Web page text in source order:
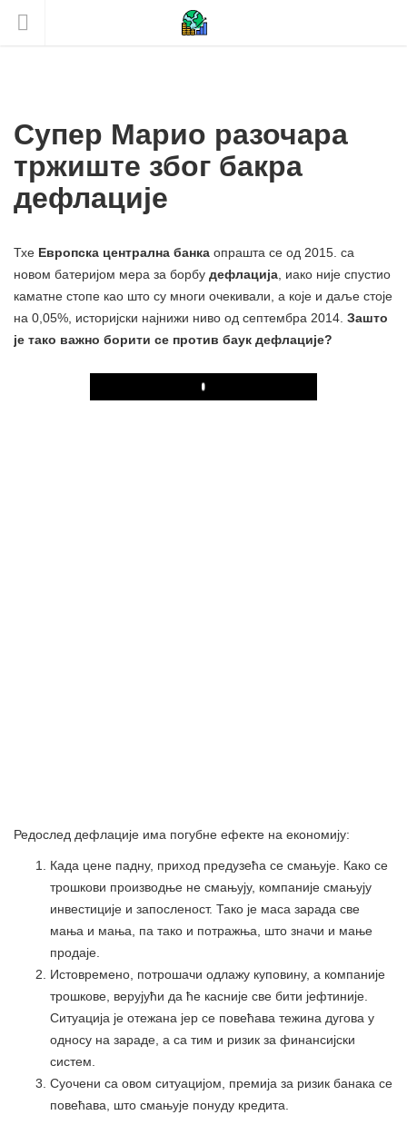
Супер Марио разочара
тржиште због бакра
дефлације
Тхе Европска централна банка опрашта се од 2015. са
новом батеријом мера за борбу дефлација , иако није спустио
каматне стопе као што су многи очекивали, а које и даље стоје
на 0,05%, историјски најнижи ниво од септембра 2014. Зашто
је тако важно борити се против баук дефлације?
Play
Редослед дефлације има погубне ефекте на економију:
Када цене падну, приход предузећа се смањује. Како се
трошкови производње не смањују, компаније смањују
инвестиције и запосленост. Тако је маса зарада све
мања и мања, па тако и потражња, што значи и мање
продаје.
Истовремено, потрошачи одлажу куповину, а компаније
трошкове, верујући да ће касније све бити јефтиније.
Ситуација је отежана јер се повећава тежина дугова у
односу на зараде, а са тим и ризик за финансијски
систем.
Суочени са овом ситуацијом, премија за ризик банака се
повећава, што смањује понуду кредита.